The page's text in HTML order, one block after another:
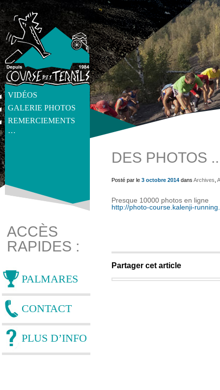
VIDÉOS
GALERIE PHOTOS
REMERCIEMENTS
…
get_post_meta(get_the_ID(), 'thumb', true) ?>
ACCÈS
RAPIDES :
PALMARES
CONTACT
PLUS D’INFO
DES PHOTOS
Posté par le 3 octobre 2014 dans Archives
Presque 10000 photos en ligne
http://photo-course.kalenji-
Partager cet article